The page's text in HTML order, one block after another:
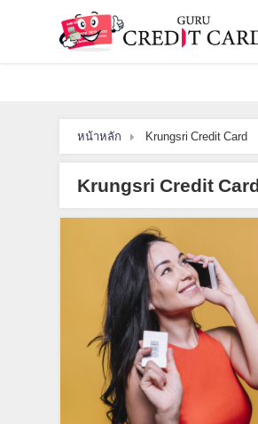
หน้าหลัก Krungsri Credit Card
Krungsri Credit Card